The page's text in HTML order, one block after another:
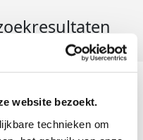
website bezoekt.
technieken om